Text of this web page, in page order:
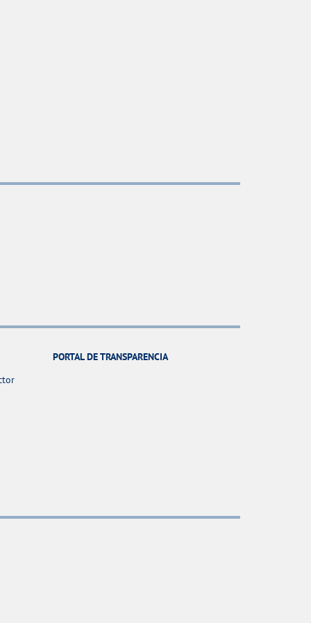
PORTAL DE TRANSPARENCIA